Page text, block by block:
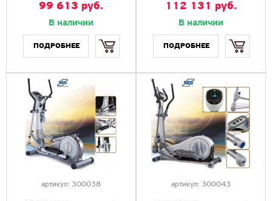
99 613 руб.
В наличии
112 131 руб.
В наличии
артикул: 300038 артикул: 300043